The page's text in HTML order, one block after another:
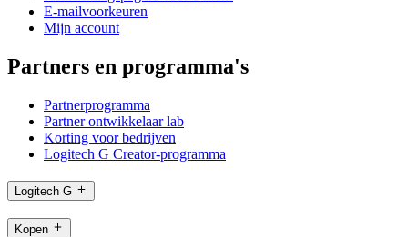
E-mailvoorkeuren
Mijn account
Partners en programma's
Partnerprogramma
Partner ontwikkelaar lab
Korting voor bedrijven
Logitech G Creator-programma
Logitech G
Kopen